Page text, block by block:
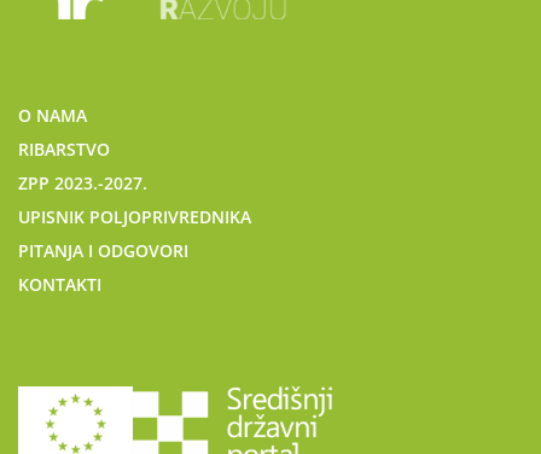
O NAMA
RIBARSTVO
ZPP 2023.-2027.
UPISNIK POLJOPRIVREDNIKA
PITANJA I ODGOVORI
KONTAKTI